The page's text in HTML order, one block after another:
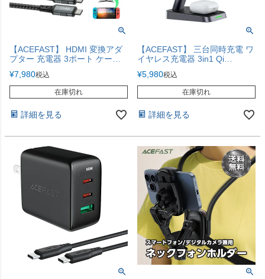
【ACEFAST】 HDMI 変換アダ
プター 充電器 3ポート ケーブ
タイプC 任天堂Switch
iPhone17 【TypeC TypeA】
¥7,980税込
在庫切れ
詳細を見る
【ACEFAST】 三台同時充電 ワ
イヤレス充電器 3in1 Qi
充電】
¥5,980税込
在庫切れ
詳細を見る